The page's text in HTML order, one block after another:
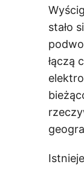
stało
łączą